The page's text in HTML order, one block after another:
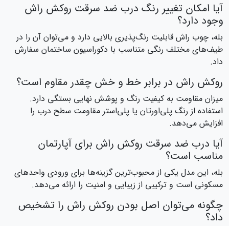
آیا امکان تغییر رنگ درب ضد سرقت روکش راش
وجود دارد؟
بله، چوب راش قابلیت رنگ‌پذیری بالایی دارد و می‌توان آن را در
طیف‌های مختلف رنگی متناسب با دکوراسیون ساختمان سفارش
داد.
روکش راش در برابر خط و خش چقدر مقاوم است؟
میزان مقاومت به کیفیت رنگ و پوشش نهایی بستگی دارد.
استفاده از رنگ پلی‌اورتان یا پلی‌استر مقاومت سطح درب را
افزایش می‌دهد.
آیا درب ضد سرقت روکش راش برای آپارتمان
مناسب است؟
بله، این مدل یکی از محبوب‌ترین گزینه‌ها برای ورودی واحدهای
مسکونی است و ترکیبی از زیبایی و امنیت را ارائه می‌دهد.
چگونه می‌توان اصل بودن روکش راش را تشخیص
داد؟